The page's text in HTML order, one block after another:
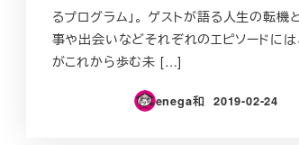
るプログラム」。 ゲストが語る人生の転機
事や出会いなどそれぞれのエピソードには
がこれから歩む未 […]
enega和
投稿日
2019-02-24